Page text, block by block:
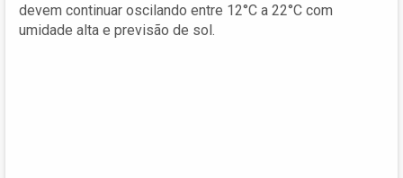
devem continuar oscilando entre 12°C a 22°C com
umidade alta e previsão de sol.